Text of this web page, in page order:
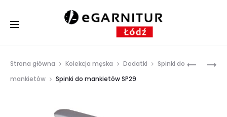
SPINKI
SPINKI
Strona główna Kolekcja męska Dodatki
Spinki do
mankietów
Spinki do mankietów SP29